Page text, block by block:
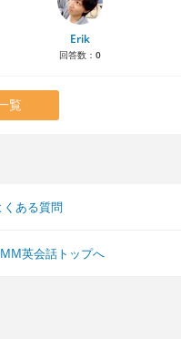
Erik
回答数： 0
覧
くある質問
英会話トップへ